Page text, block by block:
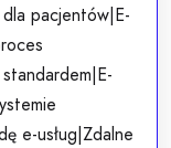
pacjentów|E-
e-usług|Zdalne